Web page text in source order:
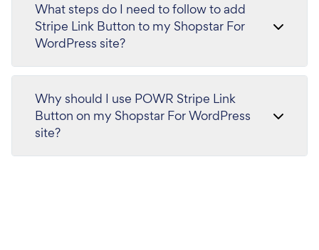
What steps do I need to follow to add
Stripe Link Button to my Shopstar For
WordPress site?
Why should I use POWR Stripe Link
Button on my Shopstar For WordPress
site?